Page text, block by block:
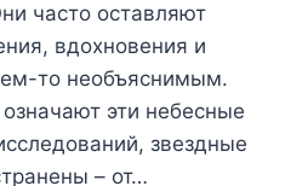
часто оставляют
вдохновения и
то необъяснимым.
эти небесные
звездные
– от…